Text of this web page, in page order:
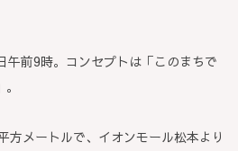
午前9時。コンセプトは「このまちで
方メートルで、イオンモール松本より